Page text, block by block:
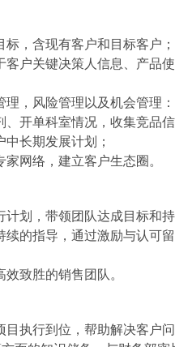
，含现有客户和目标客户
户关键决策人信息、产品
，风险管理以及机会管理：
开单科室情况，收集竞品
长期发展计划；
网络，建立客户生态圈。
划，带领团队达成目标和持
的指导，通过激励与认可
致胜的销售团队。
执行到位，帮助解决客户